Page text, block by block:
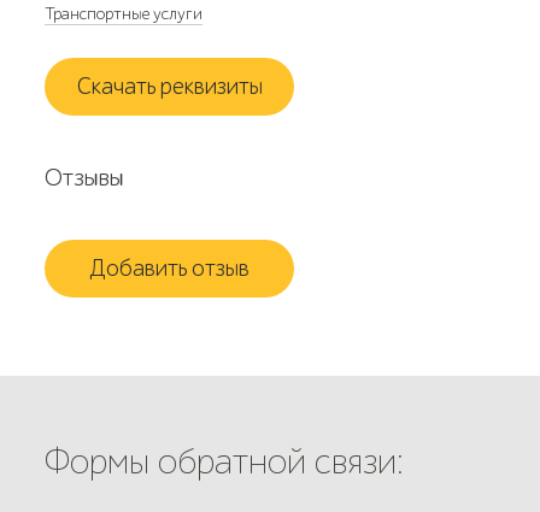
Транспортные услуги
Скачать реквизиты
Отзывы
Добавить отзыв
Формы обратной связи: